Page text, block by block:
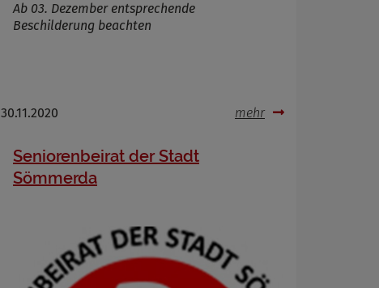
Ab 03. Dezember entsprechende
Beschilderung beachten
30.11.2020 mehr
Seniorenbeirat der Stadt
Sömmerda